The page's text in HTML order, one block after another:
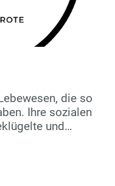
die so
Ihre sozialen
und
gehen